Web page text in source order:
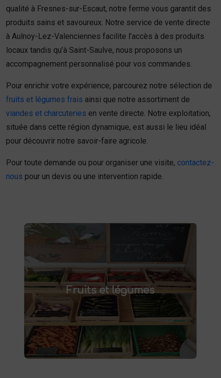
qualité à Fresnes-sur-Escaut, notre ferme vous garantit des
produits sains et savoureux. Notre service de vente directe
à Aulnoy-Lez-Valenciennes facilite l’accès à des produits
locaux tandis qu’à Saint-Saulve, nous proposons un
accompagnement personnalisé pour vos commandes.
Pour enrichir votre expérience, parcourez notre sélection de
fruits et légumes frais ainsi que notre assortiment de
viandes et charcuteries en vente directe. Notre exploitation,
située dans cette région dynamique, est aussi le lieu idéal
pour découvrir notre savoir-faire agricole.
Pour toute demande ou pour organiser une visite, contactez-
nous pour un devis ou une intervention rapide.
Fruits et légumes
Fruits et légumes
Achetez des
fruits et légumes frais à Saint-
Saulve
et savourez des produits de saison,
cultivés localement. Goûtez la différence :
des produits sains et respectueux de
l'environnement. Vente directe à la ferme ou
livraison à domicile.